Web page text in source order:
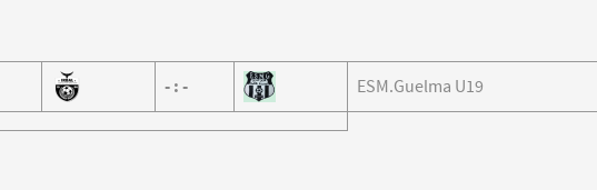
- : - ESM.Guelma U19